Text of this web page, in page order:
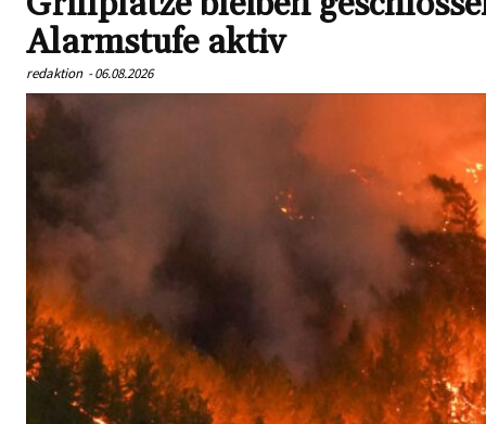
Alarmstufe aktiv
redaktion -06.08.2026